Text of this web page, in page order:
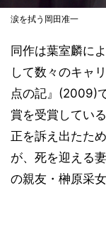
涙を拭う岡田准一
同作は葉室麟に
して数々のキャ
点の記』(2009)
賞を受賞してい
正を訴え出たた
が、死を迎える
の親友・榊原采